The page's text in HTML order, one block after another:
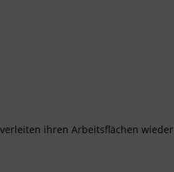
verleiten ihren Arbeitsflächen